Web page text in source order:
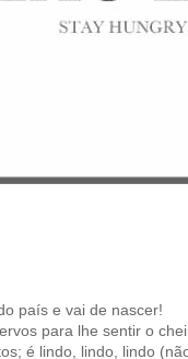
país e vai de nascer!
para lhe sentir o
é lindo, lindo, lindo